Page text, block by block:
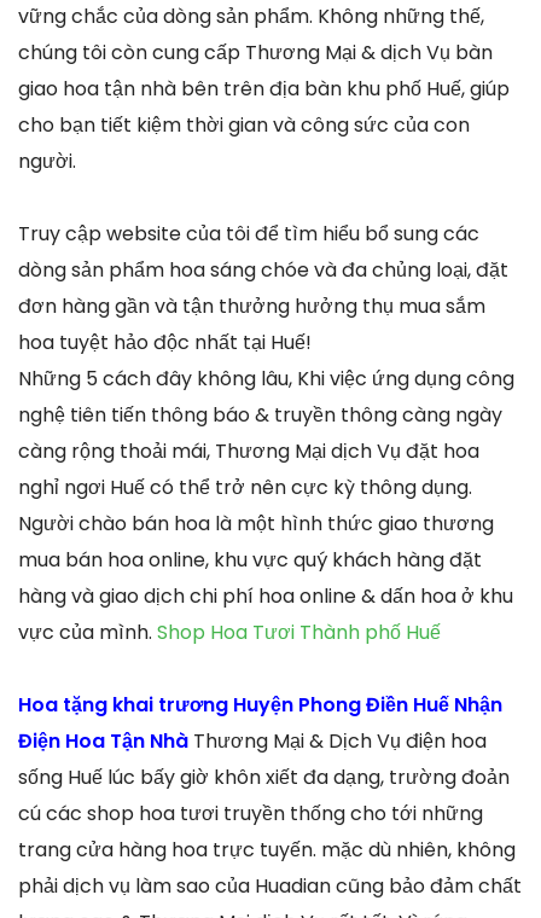
vững chắc của dòng sản phẩm. Không những thế,
chúng tôi còn cung cấp Thương Mại & dịch Vụ bàn
giao hoa tận nhà bên trên địa bàn khu phố Huế, giúp
cho bạn tiết kiệm thời gian và công sức của con
người.
Truy cập website của tôi để tìm hiểu bổ sung các
dòng sản phẩm hoa sáng chóe và đa chủng loại, đặt
đơn hàng gần và tận thưởng hưởng thụ mua sắm
hoa tuyệt hảo độc nhất tại Huế!
Những 5 cách đây không lâu, Khi việc ứng dụng công
nghệ tiên tiến thông báo & truyền thông càng ngày
càng rộng thoải mái, Thương Mại dịch Vụ đặt hoa
nghỉ ngơi Huế có thể trở nên cực kỳ thông dụng.
Người chào bán hoa là một hình thức giao thương
mua bán hoa online, khu vực quý khách hàng đặt
hàng và giao dịch chi phí hoa online & dấn hoa ở khu
vực của mình. Shop Hoa Tươi Thành phố Huế
Hoa tặng khai trương Huyện Phong Điền Huế Nhận
Điện Hoa Tận Nhà Thương Mại & Dịch Vụ điện hoa
sống Huế lúc bấy giờ khôn xiết đa dạng, trường đoản
cú các shop hoa tươi truyền thống cho tới những
trang cửa hàng hoa trực tuyến. mặc dù nhiên, không
phải dịch vụ làm sao của Huadian cũng bảo đảm chất